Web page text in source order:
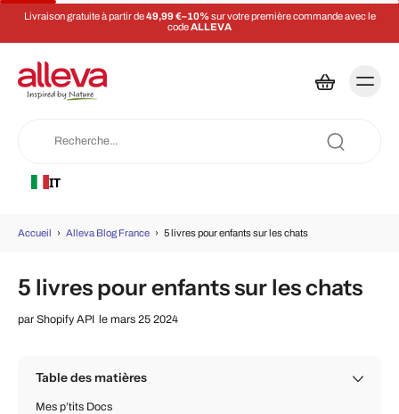
Livraison gratuite à partir de49,99 €–10% sur votre première commande avec le
codeALLEVA
IT
Accueil › Alleva Blog France › 5 livres pour enfants sur les chats
5 livres pour enfants sur les chats
par Shopify API le mars 25 2024
Table des matières
Mes p’tits Docs